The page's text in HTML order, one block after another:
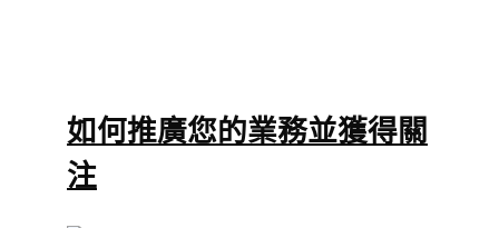
如何推廣您的業務並獲得關
注